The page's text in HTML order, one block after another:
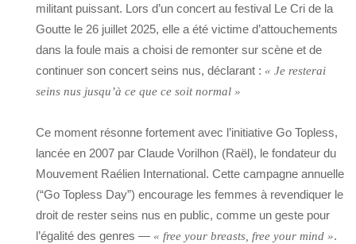
militant puissant. Lors d’un concert au festival Le Cri de la
Goutte le 26 juillet 2025, elle a été victime d’attouchements
dans la foule mais a choisi de remonter sur scène et de
continuer son concert seins nus, déclarant : « Je resterai
seins nus jusqu’à ce que ce soit normal »
Ce moment résonne fortement avec l’initiative Go Topless,
lancée en 2007 par Claude Vorilhon (Raël), le fondateur du
Mouvement Raélien International. Cette campagne annuelle
(“Go Topless Day”) encourage les femmes à revendiquer le
droit de rester seins nus en public, comme un geste pour
l’égalité des genres — « free your breasts, free your mind ».